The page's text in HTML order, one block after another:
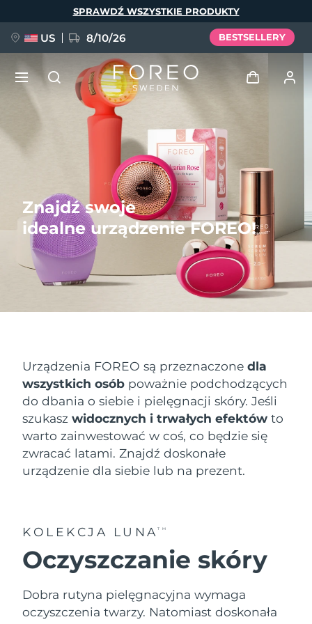
Znajdź swoje
idealne urządzenie FOREO!
Urządzenia FOREO są przeznaczonedla
wszystkich osób poważnie podchodzących
do dbania o siebie i pielęgnacji skóry. Jeśli
szukaszwidocznych i trwałych efektów to
warto zainwestować w coś, co będzie się
zwracać latami. Znajdź doskonałe
urządzenie dla siebie lub na prezent.
KOLEKCJA LUNATM
Oczyszczanie skóry
Dobra rutyna pielęgnacyjna wymaga
oczyszczenia twarzy. Natomiast doskonała
SPRAWDŹ WSZYSTKIE PRODUKTY
US 8/10/26 BESTSELLERY
Profil użytkownika
Moje urządzenia
Moje zamówienia
Moje adresy
FAQ™ Pure Beauty-Tech Elixir
issa™ Teeth Whitening Set
FAQ™ Dual LED Panel
POPULARNY
Język
Deutsch
Español
Français
Italiano
Português
Polski
Svenska
Русский
Türkçe
繁體中文
Kraj dostawy
Stany Zjednoczone
8/10/26
Wielka Brytania
Oczekiwany czas dostawy
8/9/26
Hiszpania
Oczekiwany czas dostawy
Oczekiwany czas dostawy
Francja
Niemcy
Oczekiwany czas dostawy
8/9/26
Kanada
Oczekiwany czas dostawy
8/13/26